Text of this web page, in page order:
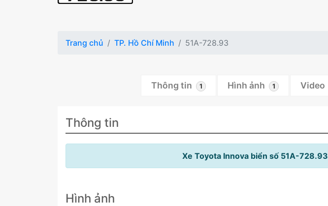
Trang chủ TP. Hồ Chí Minh 51A-728.93
Thông tin 1 Hình ảnh 1 Video
Thông tin
Xe Toyota Innova biển số 51A-
Hình ảnh